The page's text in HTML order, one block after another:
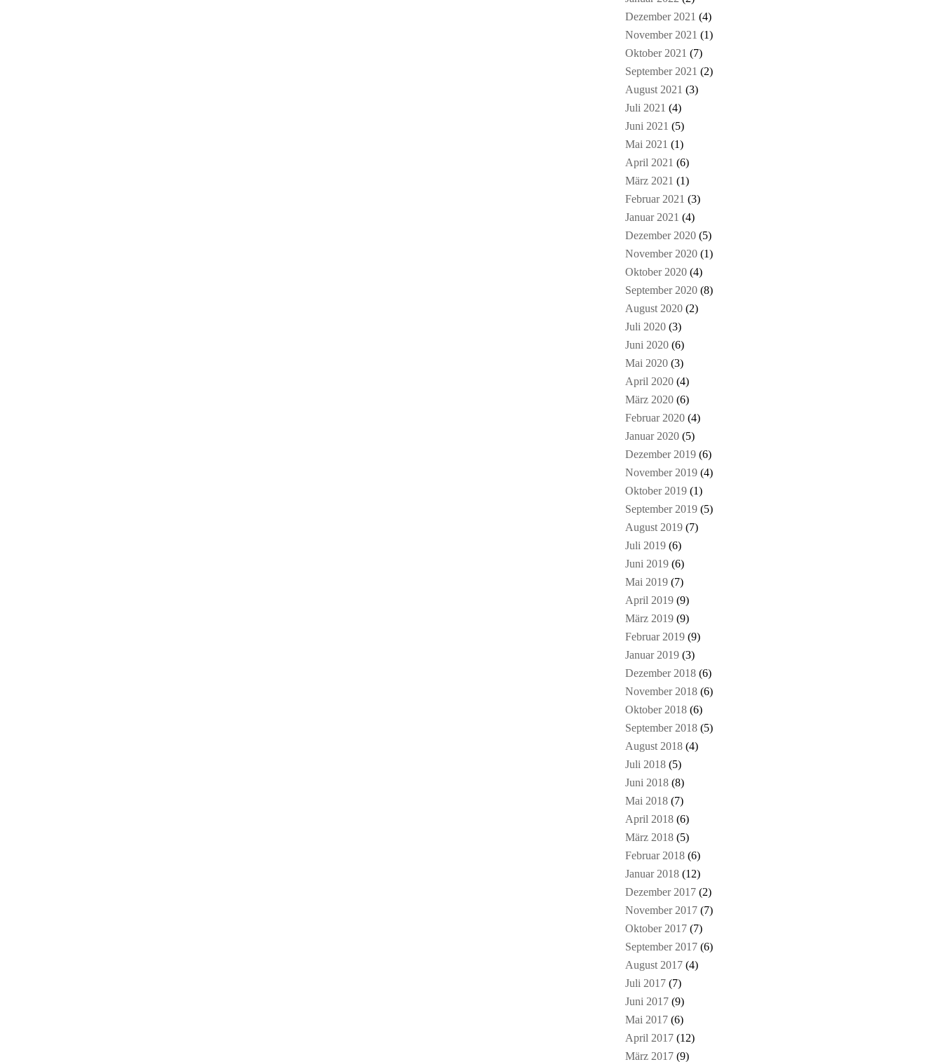
Dezember 2021 (4)
November 2021 (1)
Oktober 2021 (7)
September 2021 (2)
August 2021 (3)
Juli 2021 (4)
Juni 2021 (5)
Mai 2021 (1)
April 2021 (6)
März 2021 (1)
Februar 2021 (3)
Januar 2021 (4)
Dezember 2020(5)
November 2020(1)
Oktober 2020(4)
September 2020(8)
August 2020(2)
Juli 2020(3)
Juni 2020(6)
Mai 2020(3)
April 2020(4)
März 2020(6)
Februar 2020(4)
Januar 2020(5)
Dezember 2019(6)
November 2019(4)
Oktober 2019(1)
September 2019(5)
August 2019(7)
Juli 2019(6)
Juni 2019(6)
Mai 2019(7)
April 2019(9)
März 2019(9)
Februar 2019(9)
Januar 2019(3)
Dezember 2018(6)
November 2018(6)
Oktober 2018(6)
September 2018(5)
August 2018(4)
Juli 2018(5)
Juni 2018(8)
Mai 2018(7)
April 2018(6)
März 2018(5)
Februar 2018(6)
Januar 2018(12)
Dezember 2017(2)
November 2017(7)
Oktober 2017(7)
September 2017(6)
August 2017(4)
Juli 2017(7)
Juni 2017(9)
Mai 2017(6)
April 2017(12)
März 2017(9)